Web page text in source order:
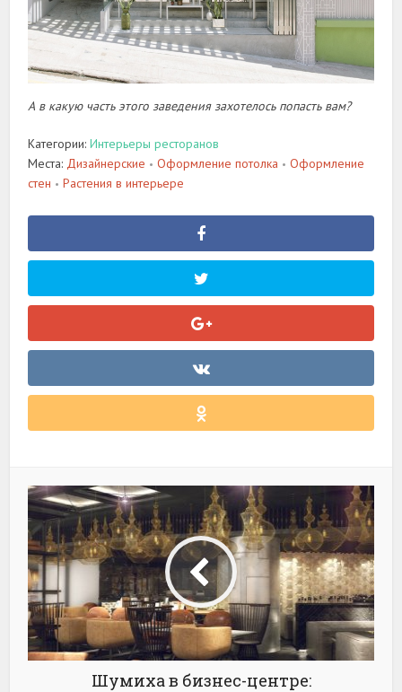
А в какую часть этого заведения захотелось попасть вам?
Категории:Интерьеры ресторанов
Места: Дизайнерские • Оформление потолка • Оформление
стен • Растения в интерьере
Шумиха в бизнес-центре: